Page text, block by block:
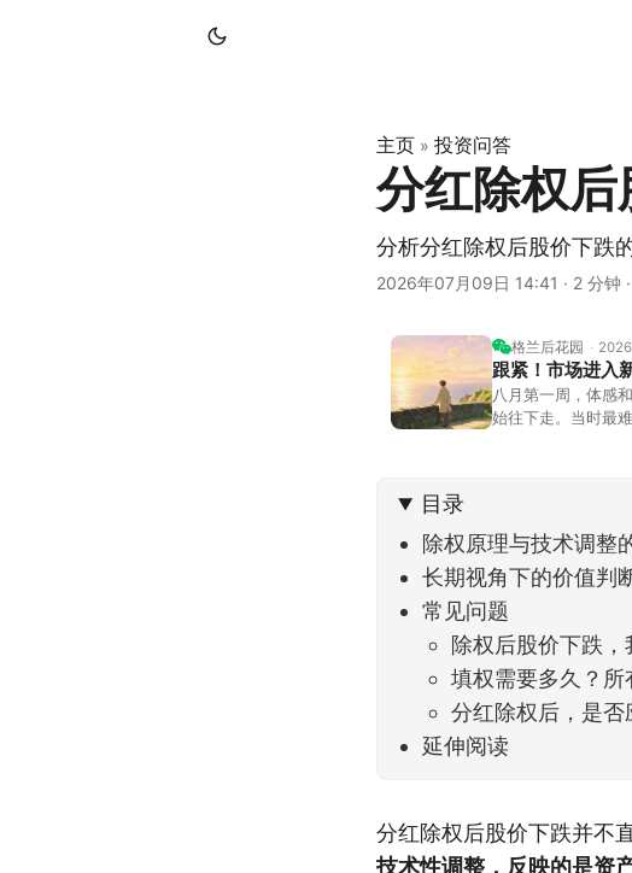
主页 » 投资问答
分红除权
分析分红除权后股价下跌
2026年07月09日 14:41 · 2 分钟 ·
格兰后花园
跟紧！市场进入
八月第一周，体感
始往下走。当时最
目录
除权原理与技术调整
长期视角下的价值判
常见问题
除权后股价下跌，
填权需要多久？所
分红除权后，是否
延伸阅读
分红除权后股价下跌并不
技术性调整，反映的是资